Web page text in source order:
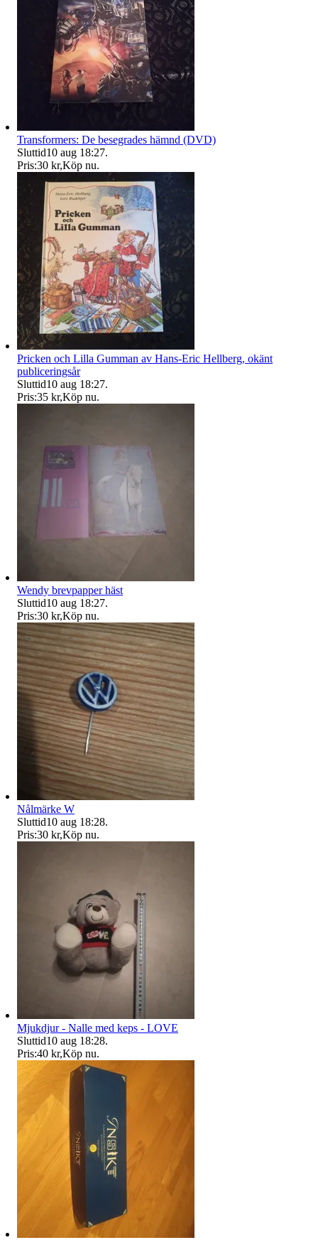
Transformers: De besegrades hämnd (DVD)
Sluttid10 aug 18:27.
Pris:30 kr,Köp nu.
Pricken och Lilla Gumman av Hans-Eric Hellberg, okänt
publiceringsår
Sluttid10 aug 18:27.
Pris:35 kr,Köp nu.
Wendy brevpapper häst
Sluttid10 aug 18:27.
Pris:30 kr,Köp nu.
Nålmärke W
Sluttid10 aug 18:28.
Pris:30 kr,Köp nu.
Mjukdjur - Nalle med keps - LOVE
Sluttid10 aug 18:28.
Pris:40 kr,Köp nu.